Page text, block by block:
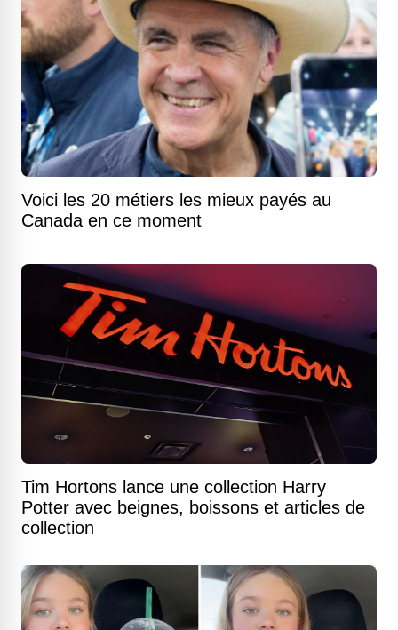
Voici les 20 métiers les mieux payés au
Canada en ce moment
Tim Hortons lance une collection Harry
Potter avec beignes, boissons et articles de
collection